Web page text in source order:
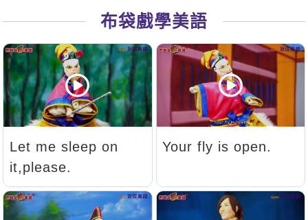
CNN聽力強化
新聞英文
布袋戲學美語
Let me sleep on
it,please.
Your fly is open.